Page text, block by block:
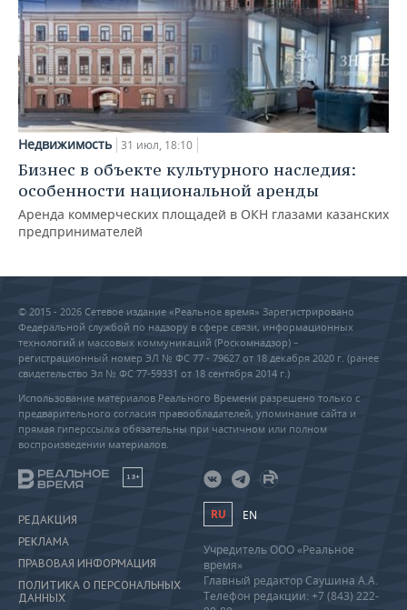
Недвижимость 31 июл, 18:10
Бизнес в объекте культурного наследия:
особенности национальной аренды
Аренда коммерческих площадей в ОКН глазами казанских
предпринимателей
© 2015 - 2026 Сетевое издание «Реальное время» Зарегистрировано
Федеральной службой по надзору в сфере связи, информационных
технологий и массовых коммуникаций (Роскомнадзор) –
регистрационный номер ЭЛ № ФС 77 - 79627 от 18 декабря 2020 г. (ранее
свидетельство Эл № ФС 77-59331 от 18 сентября 2014 г.)
Использование материалов Реального Времени разрешено только с
предварительного согласия правообладателей, упоминание сайта и
прямая гиперссылка обязательны при частичном или полном
воспроизведении материалов.
18+
РЕДАКЦИЯ
РЕКЛАМА
ПРАВОВАЯ ИНФОРМАЦИЯ
ПОЛИТИКА О ПЕРСОНАЛЬНЫХ
ДАННЫХ
RU EN
Учредитель ООО «Реальное
время»
Главный редактор Саушина А.А.
Телефон редакции: +7 (843) 222-